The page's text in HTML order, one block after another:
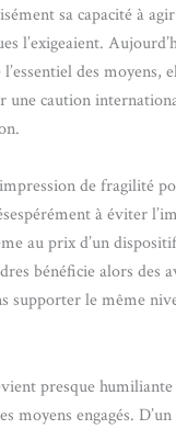
sa capacité à
l’exigeaient.
l’essentiel des
une caution
de fragilité
à éviter
au prix d’un
bénéficie alors des
supporter le même
presque humiliante
moyens engagés.